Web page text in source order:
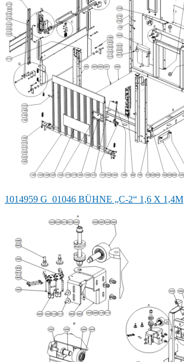
1014959 G_01046 BÜHNE „C-2“ 1,6 X 1,4M